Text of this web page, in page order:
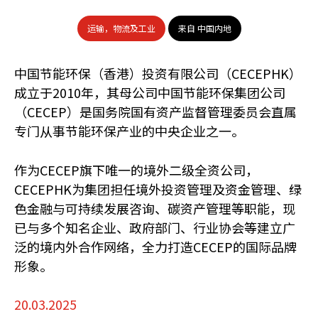
运输，物流及工业 来自 中国内地
中国节能环保（香港）投资有限公司（CECEPHK）
成立于2010年，其母公司中国节能环保集团公司
（CECEP）是国务院国有资产监督管理委员会直属
专门从事节能环保产业的中央企业之一。
作为CECEP旗下唯一的境外二级全资公司，
CECEPHK为集团担任境外投资管理及资金管理、绿
色金融与可持续发展咨询、碳资产管理等职能，现
已与多个知名企业、政府部门、行业协会等建立广
泛的境内外合作网络，全力打造CECEP的国际品牌
形象。
20.03.2025